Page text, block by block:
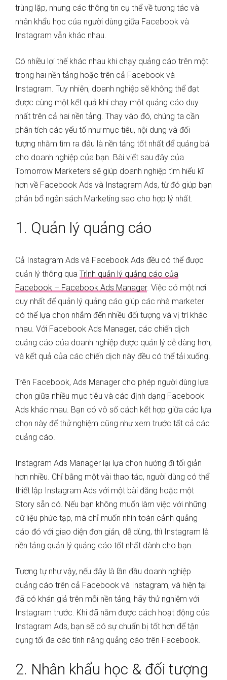
trùng lặp, nhưng các thông tin cụ thể về tương tác và
nhân khẩu học của người dùng giữa Facebook và
Instagram vẫn khác nhau.
Có nhiều lợi thế khác nhau khi chạy quảng cáo trên một
trong hai nền tảng hoặc trên cả Facebook và
Instagram. Tuy nhiên, doanh nghiệp sẽ không thể đạt
được cùng một kết quả khi chạy một quảng cáo duy
nhất trên cả hai nền tảng. Thay vào đó, chúng ta cần
phân tích các yếu tố như mục tiêu, nội dung và đối
tượng nhằm tìm ra đâu là nền tảng tốt nhất để quảng bá
cho doanh nghiệp của bạn. Bài viết sau đây của
Tomorrow Marketers sẽ giúp doanh nghiệp tìm hiểu kĩ
hơn về Facebook Ads và Instagram Ads, từ đó giúp bạn
phân bổ ngân sách Marketing sao cho hợp lý nhất.
1. Quản lý quảng cáo
Cả Instagram Ads và Facebook Ads đều có thể được
quản lý thông qua Trình quản lý quảng cáo của
Facebook – Facebook Ads Manager. Việc có một nơi
duy nhất để quản lý quảng cáo giúp các nhà marketer
có thể lựa chọn nhắm đến nhiều đối tượng và vị trí khác
nhau. Với Facebook Ads Manager, các chiến dịch
quảng cáo của doanh nghiệp được quản lý dễ dàng hơn,
và kết quả của các chiến dịch này đều có thể tải xuống.
Trên Facebook, Ads Manager cho phép người dùng lựa
chọn giữa nhiều mục tiêu và các định dạng Facebook
Ads khác nhau. Bạn có vô số cách kết hợp giữa các lựa
chọn này để thử nghiệm cũng như xem trước tất cả các
quảng cáo.
Instagram Ads Manager lại lựa chọn hướng đi tối giản
hơn nhiều. Chỉ bằng một vài thao tác, người dùng có thể
thiết lập Instagram Ads với một bài đăng hoặc một
Story sẵn có. Nếu bạn không muốn làm việc với những
dữ liệu phức tạp, mà chỉ muốn nhìn toàn cảnh quảng
cáo đó với giao diện đơn giản, dễ dùng, thì Instagram là
nền tảng quản lý quảng cáo tốt nhất dành cho bạn.
Tương tự như vậy, nếu đây là lần đầu doanh nghiệp
quảng cáo trên cả Facebook và Instagram, và hiện tại
đã có khán giả trên mỗi nền tảng, hãy thử nghiệm với
Instagram trước. Khi đã nắm được cách hoạt động của
Instagram Ads, bạn sẽ có sự chuẩn bị tốt hơn để tận
dụng tối đa các tính năng quảng cáo trên Facebook.
2. Nhân khẩu học & đối tượng